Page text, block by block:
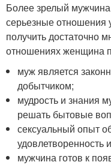
Более зрелый
серьезные отношения
получить достаточно
отношениях женщина
муж является
добытчиком;
мудрость и знания
решать бытовые
сексуальный опыт
удовлетворенность
мужчина готов к